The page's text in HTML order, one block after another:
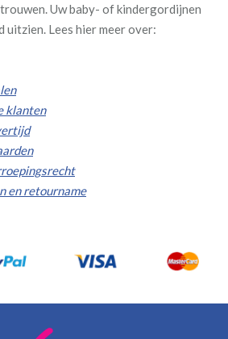
Uw baby- of kindergordijnen
uitzien. Lees hier meer over:
klanten
en retourname